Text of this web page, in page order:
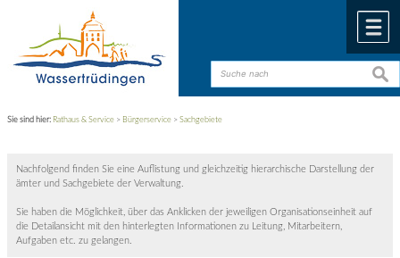
Sie sind hier: Rathaus & Service > Bürgerservice >Sachgebiete
Nachfolgend finden Sie eine Auflistung und gleichzeitig hierarchische Darstellung der
ämter und Sachgebiete der Verwaltung.
Sie haben die Möglichkeit, über das Anklicken der jeweiligen Organisationseinheit auf
die Detailansicht mit den hinterlegten Informationen zu Leitung, Mitarbeitern,
Aufgaben etc. zu gelangen.